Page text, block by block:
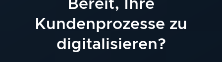
Bereit, Ihre
Kundenprozesse zu
digitalisieren?